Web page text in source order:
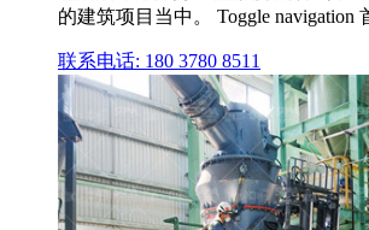
的建筑项目当中。 Toggle navigation
联系电话: 180 3780 8511